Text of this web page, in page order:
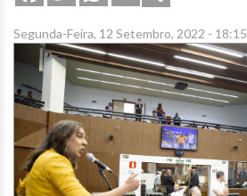
Segunda-Feira, 12 Setembro, 2022 - 18:15